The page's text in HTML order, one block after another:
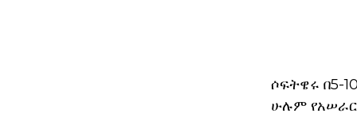
ሶፍትዌሩ በ5-
ሁሉም የአሠራር